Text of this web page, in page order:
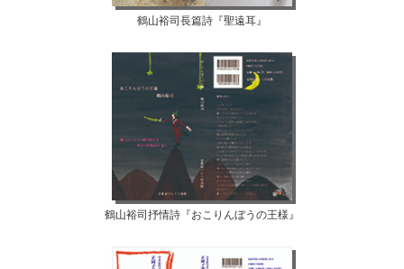
鶴山裕司長篇詩『聖遠耳』
鶴山裕司抒情詩『おこりんぼうの王様』